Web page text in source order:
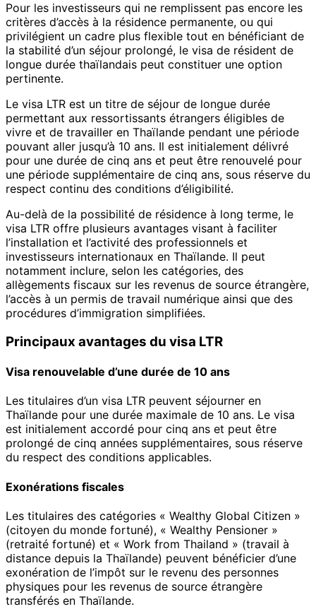
Pour les investisseurs qui ne remplissent pas encore les
critères d’accès à la résidence permanente, ou qui
privilégient un cadre plus flexible tout en bénéficiant de
la stabilité d’un séjour prolongé, le visa de résident de
longue durée thaïlandais peut constituer une option
pertinente.
Le visa LTR est un titre de séjour de longue durée
permettant aux ressortissants étrangers éligibles de
vivre et de travailler en Thaïlande pendant une période
pouvant aller jusqu’à 10 ans. Il est initialement délivré
pour une durée de cinq ans et peut être renouvelé pour
une période supplémentaire de cinq ans, sous réserve du
respect continu des conditions d’éligibilité.
Au-delà de la possibilité de résidence à long terme, le
visa LTR offre plusieurs avantages visant à faciliter
l’installation et l’activité des professionnels et
investisseurs internationaux en Thaïlande. Il peut
notamment inclure, selon les catégories, des
allègements fiscaux sur les revenus de source étrangère,
l’accès à un permis de travail numérique ainsi que des
procédures d’immigration simplifiées.
Principaux avantages du visa LTR
Visa renouvelable d’une durée de 10 ans
Les titulaires d’un visa LTR peuvent séjourner en
Thaïlande pour une durée maximale de 10 ans. Le visa
est initialement accordé pour cinq ans et peut être
prolongé de cinq années supplémentaires, sous réserve
du respect des conditions applicables.
Exonérations fiscales
Les titulaires des catégories « Wealthy Global Citizen »
(citoyen du monde fortuné), « Wealthy Pensioner »
(retraité fortuné) et « Work from Thailand » (travail à
distance depuis la Thaïlande) peuvent bénéficier d’une
exonération de l’impôt sur le revenu des personnes
physiques pour les revenus de source étrangère
transférés en Thaïlande.